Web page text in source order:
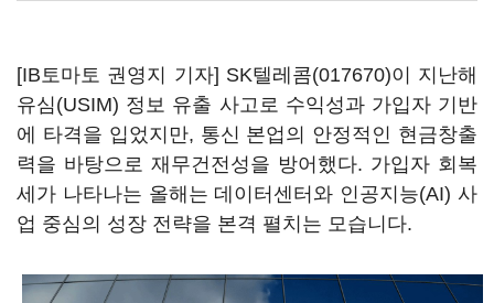
[IB토마토 권영지 기자] SK텔레콤(017670)이 지난해
유심(USIM) 정보 유출 사고로 수익성과 가입자 기반
에 타격을 입었지만, 통신 본업의 안정적인 현금창출
력을 바탕으로 재무건전성을 방어했다. 가입자 회복
세가 나타나는 올해는 데이터센터와 인공지능(AI) 사
업 중심의 성장 전략을 본격 펼치는 모습니다.